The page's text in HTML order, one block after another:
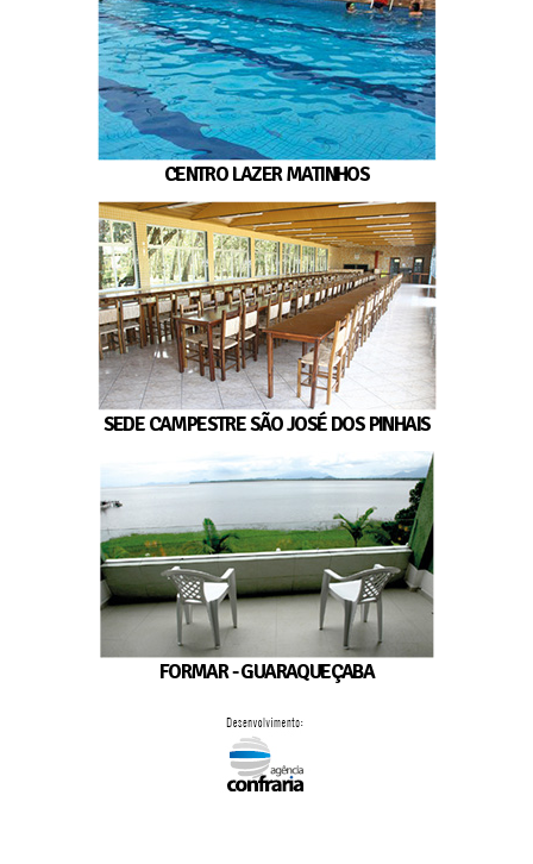
CENTRO LAZER MATINHOS
SEDE CAMPESTRE SÃO JOSÉ DOS PINHAIS
FORMAR - GUARAQUEÇABA